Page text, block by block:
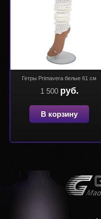
Гетры Primavera белые 61 см
1 500 руб.
В корзину